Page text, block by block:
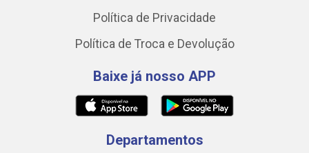
Política de Privacidade
Política de Troca e Devolução
Baixe já nosso APP
Departamentos